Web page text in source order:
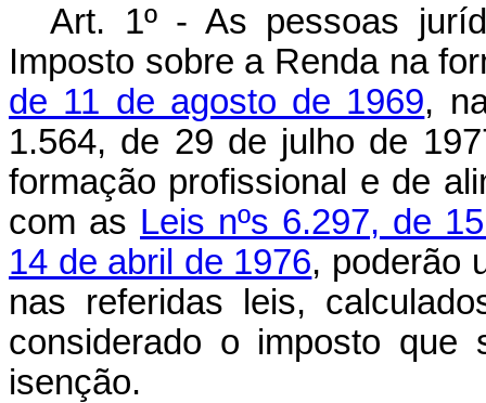
Art. 1º - As pessoas
Imposto sobre a Renda na
de 11 de agosto de 1969,
1.564, de 29 de julho de
formação profissional e de
com as Leis nºs 6.297, de
14 de abril de 1976, poderão
nas referidas leis,
considerado o imposto que
isenção.